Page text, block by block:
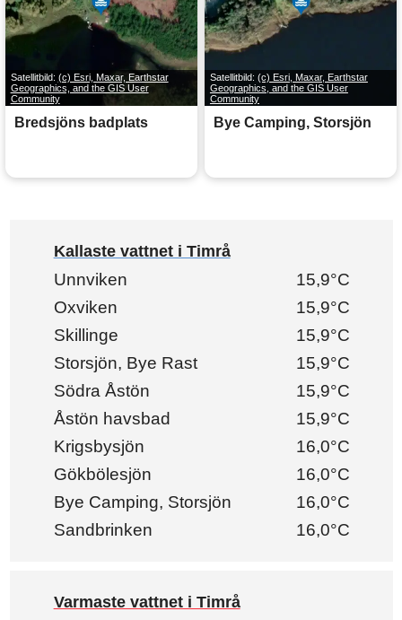
Satellitbild: (c) Esri, Maxar, Earthstar
Geographics, and the GIS User
Community
Bredsjöns badplats
Satellitbild: (c) Esri, Maxar, Earthstar
Geographics, and the GIS User
Community
Bye Camping, Storsjön
Kallaste vattnet i Timrå
Unnviken
15,9°C
Oxviken
15,9°C
Skillinge
15,9°C
Storsjön, Bye Rast
15,9°C
Södra Åstön
15,9°C
Åstön havsbad
15,9°C
Krigsbysjön
16,0°C
Gökbölesjön
16,0°C
Bye Camping, Storsjön
16,0°C
Sandbrinken
16,0°C
Varmaste vattnet i Timrå